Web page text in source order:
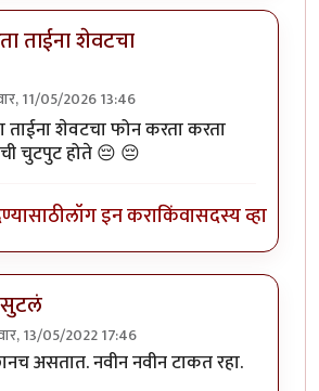
ताईना शेवटचा
11/05/2026 13:46
:) तुम्हाला पाकृ नेहमी आवडतातby
ताईना शेवटचा फोन करता करता
चुटपुट होते 😔 😔
लॉग इन कराकिंवासदस्य व्हा
सुटलं
13/05/2022 17:46
असतात. नवीन नवीन टाकत रहा.